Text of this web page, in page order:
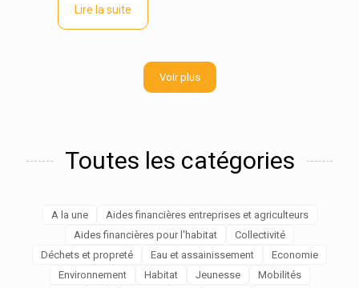
Lire la suite
Voir plus
Toutes les catégories
A la une
Aides financières entreprises et agriculteurs
Aides financières pour l'habitat
Collectivité
Déchets et propreté
Eau et assainissement
Economie
Environnement
Habitat Jeunesse
Mobilités